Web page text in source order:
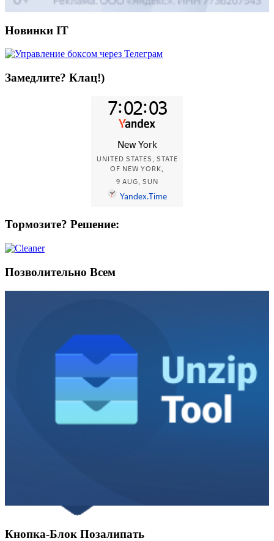
Новинки IT
Замедлите? Клац!)
Тормозите? Решение:
Позволительно Всем
Кнопка-Блок Позалипать